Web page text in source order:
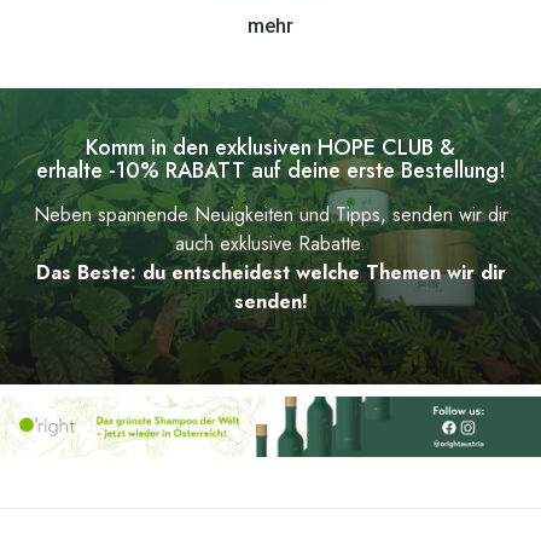
mehr
Komm in den exklusiven HOPE CLUB &
erhalte -10% RABATT auf deine erste Bestellung!
Neben spannende Neuigkeiten und Tipps, senden wir dir
auch exklusive Rabatte.
Das Beste: du entscheidest welche Themen wir dir
senden!